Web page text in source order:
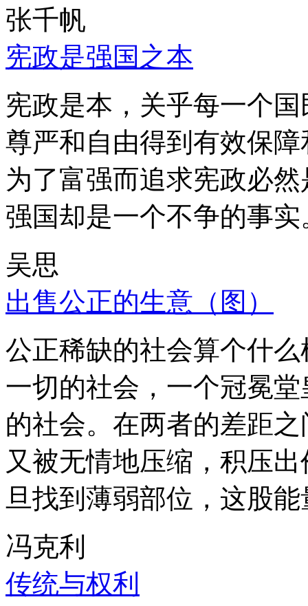
张千帆
宪政是强国之本
宪政是本，关乎每一个
尊严和自由得到有效保
为了富强而追求宪政必
强国却是一个不争的事实
吴思
出售公正的生意（图）
公正稀缺的社会算个什
一切的社会，一个冠冕
的社会。在两者的差距
又被无情地压缩，积压
旦找到薄弱部位，这股
冯克利
传统与权利